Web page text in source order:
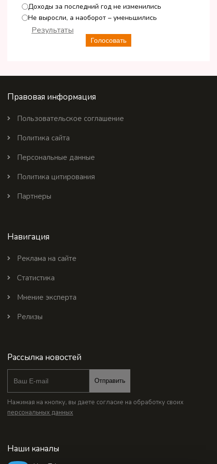
Доходы за последний год не изменились
Не выросли, а наоборот – уменьшились
Голосовать
Результаты
Правовая информация
Пользовательское соглашение
Политика сайта
Персональные данные
Политика цитирования
Партнеры
Навигация
Реклама на сайте
Статистика
Мнение эксперта
Релизы
Рассылка новостей
Отправить
Нажимая на кнопку, вы даете согласие на обработку своих
персональных данных
Наши каналы